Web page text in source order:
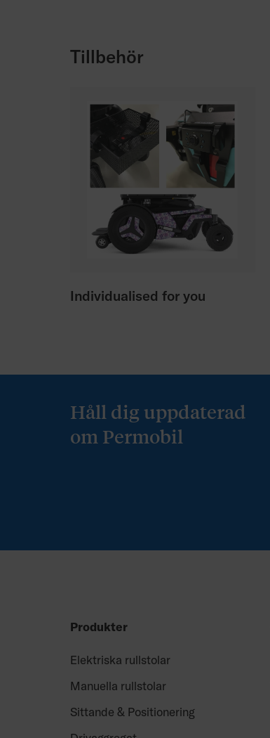
Tillbehör
Individualised for you
Håll dig uppdaterad
om Permobil
Produkter
Elektriska rullstolar
Manuella rullstolar
Sittande & Positionering